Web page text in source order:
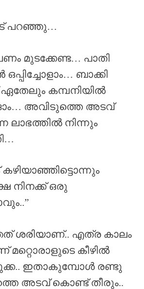
പറഞ്ഞു…
മുടക്കേണ്ട… പാതി
ബാക്കി
ഏതേലും കമ്പനിയിൽ
അവിടുത്തെ അടവ്
ലാഭത്തിൽ നിന്നും
കഴിയാഞ്ഞിട്ടൊന്നും
നിനക്ക് ഒരു
ശരിയാണ്.. എത്ര കാലം
മറ്റൊരാളുടെ കീഴിൽ
ഇതാകുമ്പോൾ രണ്ടു
അടവ് കൊണ്ട് തീരും..